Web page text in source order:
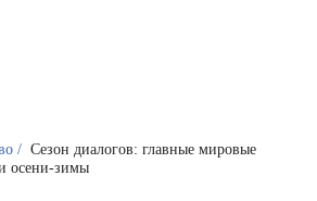
/ Сезон диалогов: главные мировые
осени-зимы